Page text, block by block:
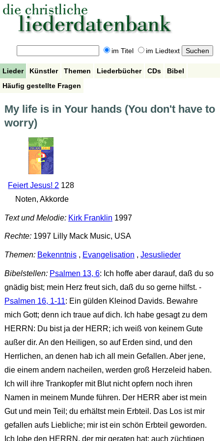
im Titel im Liedtext
Lieder Künstler Themen Liederbücher CDs
Bibel
Häufig gestellte Fragen
My life is in Your hands (You don't have to
worry)
Feiert Jesus! 2 128
Noten, Akkorde
Text und Melodie: Kirk Franklin 1997
Rechte:1997 Lilly Mack Music, USA
Themen: Bekenntnis, Evangelisation , Jesuslieder
Bibelstellen: Psalmen 13, 6: Ich hoffe aber darauf, daß du so
gnädig bist; mein Herz freut sich, daß du so gerne hilfst. -
Psalmen 16, 1-11: Ein gülden Kleinod Davids. Bewahre
mich Gott; denn ich traue auf dich. Ich habe gesagt zu dem
HERRN: Du bist ja der HERR; ich weiß von keinem Gute
außer dir. An den Heiligen, so auf Erden sind, und den
Herrlichen, an denen hab ich all mein Gefallen. Aber jene,
die einem andern nacheilen, werden groß Herzeleid haben.
Ich will ihre Trankopfer mit Blut nicht opfern noch ihren
Namen in meinem Munde führen. Der HERR aber ist mein
Gut und mein Teil; du erhältst mein Erbteil. Das Los ist mir
gefallen aufs Liebliche; mir ist ein schön Erbteil geworden.
Ich lobe den HERRN, der mir geraten hat; auch züchtigen